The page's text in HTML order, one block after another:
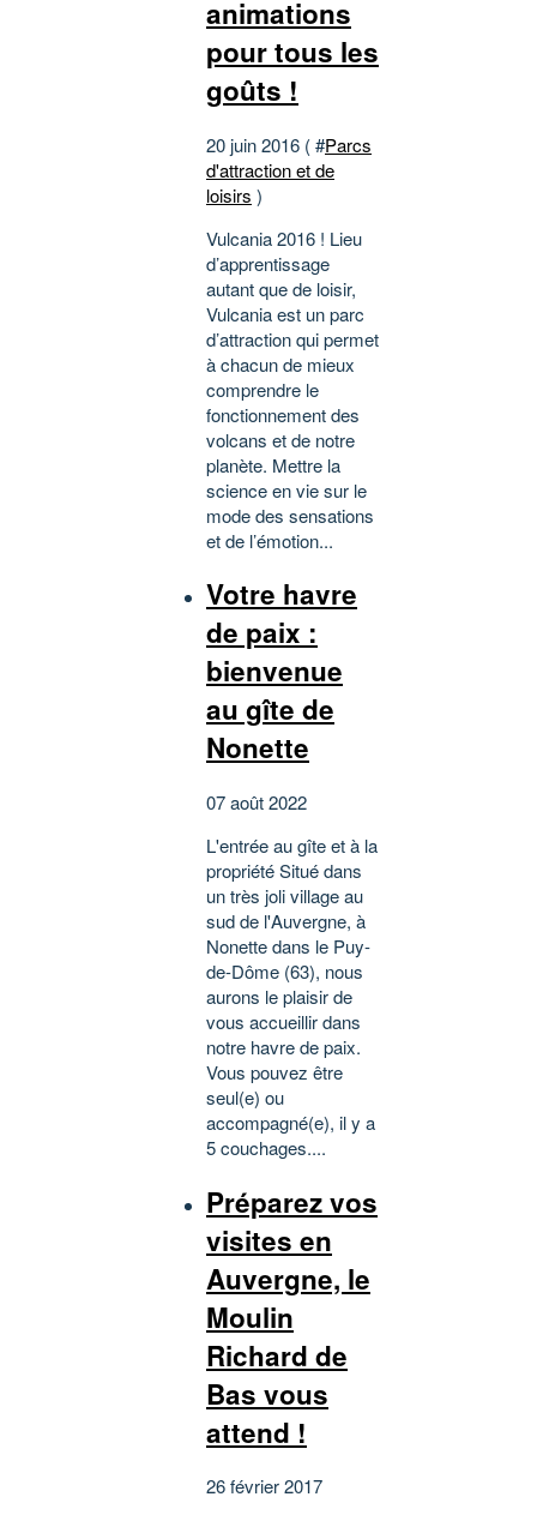
animations
pour tous les
goûts !
20 juin 2016 ( #Parcs
d'attraction et de
loisirs )
Vulcania 2016 ! Lieu
d’apprentissage
autant que de loisir,
Vulcania est un parc
d’attraction qui permet
à chacun de mieux
comprendre le
fonctionnement des
volcans et de notre
planète. Mettre la
science en vie sur le
mode des sensations
et de l’émotion...
Votre havre
de paix :
bienvenue
au gîte de
Nonette
07 août 2022
L'entrée au gîte et à la
propriété Situé dans
un très joli village au
sud de l'Auvergne, à
Nonette dans le Puy-
de-Dôme (63), nous
aurons le plaisir de
vous accueillir dans
notre havre de paix.
Vous pouvez être
seul(e) ou
accompagné(e), il y a
5 couchages....
Préparez vos
visites en
Auvergne, le
Moulin
Richard de
Bas vous
attend !
26 février 2017